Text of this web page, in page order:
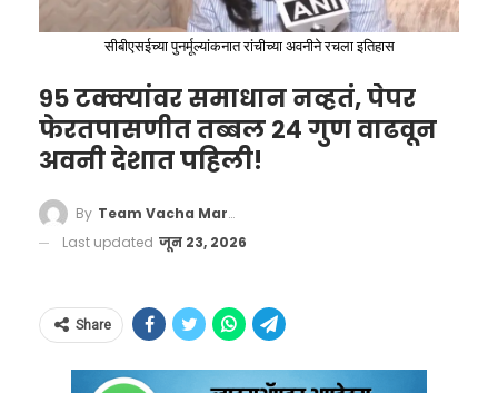
CCTV फुटेजनुसार, सायंकाळी साधारण 5 वाजण्याच्या
सुमारास एक व्यक्ती पांढरा शर्ट आणि काळी पँट घालून
– अगदी इतर वेटरप्रमाणे – रिसॉर्टमध्ये प्रवेश करताना
दिसतो. तो कोणाच्याही संशयात न येता संपूर्ण
परिसराची पाहणी (recce) करत असल्याचे फुटेजमध्ये
स्पष्टपणे दिसते.
सीबीएसईच्या पुनर्मूल्यांकनात रांचीच्या अवनीने रचला इतिहास
९५ टक्क्यांवर समाधान नव्हतं, पेपर
फेरतपासणीत तब्बल २४ गुण वाढवून
अवनी देशात पहिली!
By Team Vacha Marathi
Last updated जून 23, 2026
Share